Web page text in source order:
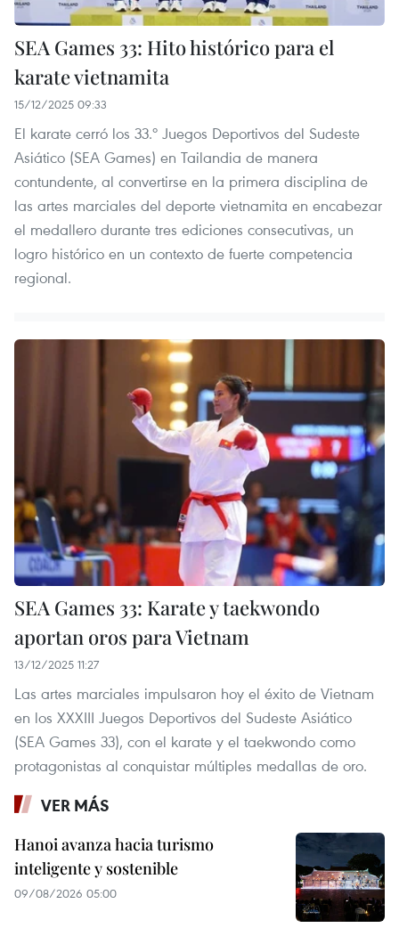
SEA Games 33: Hito histórico para el
karate vietnamita
15/12/2025 09:33
El karate cerró los 33.º Juegos Deportivos del Sudeste
Asiático (SEA Games) en Tailandia de manera
contundente, al convertirse en la primera disciplina de
las artes marciales del deporte vietnamita en encabezar
el medallero durante tres ediciones consecutivas, un
logro histórico en un contexto de fuerte competencia
regional.
SEA Games 33: Karate y taekwondo
aportan oros para Vietnam
13/12/2025 11:27
Las artes marciales impulsaron hoy el éxito de Vietnam
en los XXXIII Juegos Deportivos del Sudeste Asiático
(SEA Games 33), con el karate y el taekwondo como
protagonistas al conquistar múltiples medallas de oro.
VER MÁS
Hanoi avanza hacia turismo
inteligente y sostenible
09/08/2026 05:00